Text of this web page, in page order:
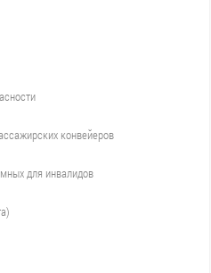
конвейеров
для инвалидов